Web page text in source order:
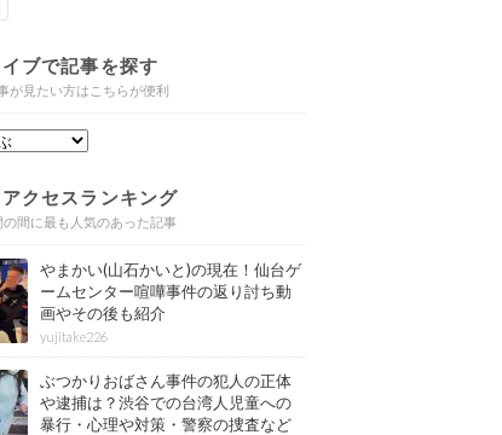
ブで記事を探す
が見たい方はこちらが便利
クセスランキング
の間に最も人気のあった記事
やまかい(山石かいと)の現在！仙台ゲ
ームセンター喧嘩事件の返り討ち動
画やその後も紹介
yujitake226
ぶつかりおばさん事件の犯人の正体
や逮捕は？渋谷での台湾人児童への
暴行・心理や対策・警察の捜査など